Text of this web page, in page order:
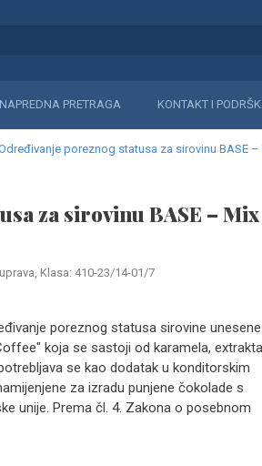
NAPREDNA PRETRAGA KONTAKT I
poreznog statusa za sirovinu BASE –
za sirovinu BASE – Mix
Klasa: 410-23/14-01/7
poreznog statusa sirovine unesene
koja se sastoji od karamela, extrakta
se kao dodatak u konditorskim
za izradu punjene čokolade s
unije. Prema čl. 4. Zakona o posebnom